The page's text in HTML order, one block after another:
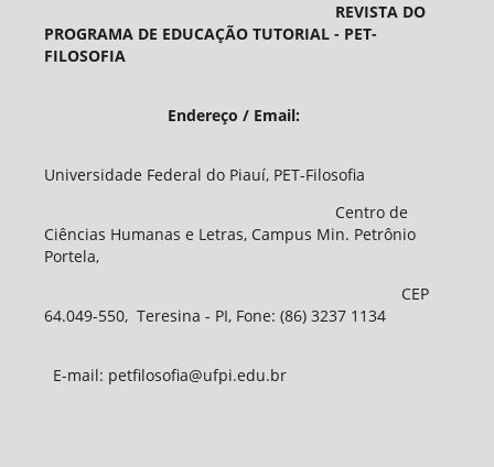
REVISTA DO
PROGRAMA DE EDUCAÇÃO TUTORIAL - PET-
FILOSOFIA
Endereço / Email:
Universidade Federal do Piauí, PET-Filosofia
Centro de
Ciências Humanas e Letras, Campus Min. Petrônio
Portela,
CEP
64.049-550, Teresina - PI, Fone: (86) 3237 1134
E-mail: petfilosofia@ufpi.edu.br